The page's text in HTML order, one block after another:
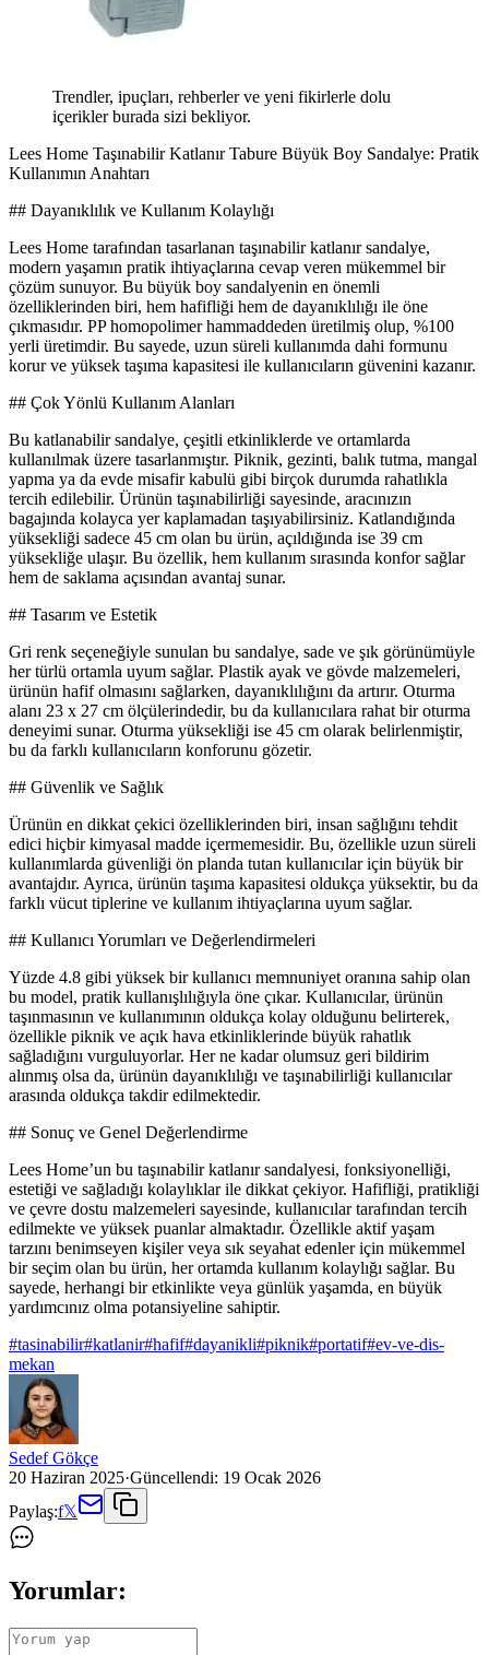
Trendler, ipuçları, rehberler ve yeni fikirlerle dolu
içerikler burada sizi bekliyor.
Lees Home Taşınabilir Katlanır Tabure Büyük Boy Sandalye: Pratik
Kullanımın Anahtarı
## Dayanıklılık ve Kullanım Kolaylığı
Lees Home tarafından tasarlanan taşınabilir katlanır sandalye,
modern yaşamın pratik ihtiyaçlarına cevap veren mükemmel bir
çözüm sunuyor. Bu büyük boy sandalyenin en önemli
özelliklerinden biri, hem hafifliği hem de dayanıklılığı ile öne
çıkmasıdır. PP homopolimer hammaddeden üretilmiş olup, %100
yerli üretimdir. Bu sayede, uzun süreli kullanımda dahi formunu
korur ve yüksek taşıma kapasitesi ile kullanıcıların güvenini kazanır.
## Çok Yönlü Kullanım Alanları
Bu katlanabilir sandalye, çeşitli etkinliklerde ve ortamlarda
kullanılmak üzere tasarlanmıştır. Piknik, gezinti, balık tutma, mangal
yapma ya da evde misafir kabulü gibi birçok durumda rahatlıkla
tercih edilebilir. Ürünün taşınabilirliği sayesinde, aracınızın
bagajında kolayca yer kaplamadan taşıyabilirsiniz. Katlandığında
yüksekliği sadece 45 cm olan bu ürün, açıldığında ise 39 cm
yüksekliğe ulaşır. Bu özellik, hem kullanım sırasında konfor sağlar
hem de saklama açısından avantaj sunar.
## Tasarım ve Estetik
Gri renk seçeneğiyle sunulan bu sandalye, sade ve şık görünümüyle
her türlü ortamla uyum sağlar. Plastik ayak ve gövde malzemeleri,
ürünün hafif olmasını sağlarken, dayanıklılığını da artırır. Oturma
alanı 23 x 27 cm ölçülerindedir, bu da kullanıcılara rahat bir oturma
deneyimi sunar. Oturma yüksekliği ise 45 cm olarak belirlenmiştir,
bu da farklı kullanıcıların konforunu gözetir.
## Güvenlik ve Sağlık
Ürünün en dikkat çekici özelliklerinden biri, insan sağlığını tehdit
edici hiçbir kimyasal madde içermemesidir. Bu, özellikle uzun süreli
kullanımlarda güvenliği ön planda tutan kullanıcılar için büyük bir
avantajdır. Ayrıca, ürünün taşıma kapasitesi oldukça yüksektir, bu da
farklı vücut tiplerine ve kullanım ihtiyaçlarına uyum sağlar.
## Kullanıcı Yorumları ve Değerlendirmeleri
Yüzde 4.8 gibi yüksek bir kullanıcı memnuniyet oranına sahip olan
bu model, pratik kullanışlılığıyla öne çıkar. Kullanıcılar, ürünün
taşınmasının ve kullanımının oldukça kolay olduğunu belirterek,
özellikle piknik ve açık hava etkinliklerinde büyük rahatlık
sağladığını vurguluyorlar. Her ne kadar olumsuz geri bildirim
alınmış olsa da, ürünün dayanıklılığı ve taşınabilirliği kullanıcılar
arasında oldukça takdir edilmektedir.
## Sonuç ve Genel Değerlendirme
Lees Home’un bu taşınabilir katlanır sandalyesi, fonksiyonelliği,
estetiği ve sağladığı kolaylıklar ile dikkat çekiyor. Hafifliği, pratikliği
ve çevre dostu malzemeleri sayesinde, kullanıcılar tarafından tercih
edilmekte ve yüksek puanlar almaktadır. Özellikle aktif yaşam
tarzını benimseyen kişiler veya sık seyahat edenler için mükemmel
bir seçim olan bu ürün, her ortamda kullanım kolaylığı sağlar. Bu
sayede, herhangi bir etkinlikte veya günlük yaşamda, en büyük
yardımcınız olma potansiyeline sahiptir.
#tasinabilir#katlanir#hafif#dayanikli#piknik#portatif#ev-ve-dis-
mekan
Sedef Gökçe
20 Haziran 2025·Güncellendi: 19 Ocak 2026
Paylaş:f𝕏
Yorumlar: